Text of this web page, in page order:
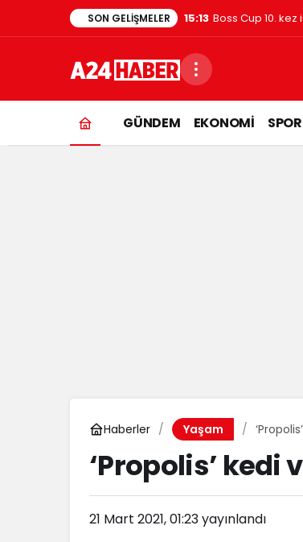
SON GELIŞMELER 1:48 Evde kedi
GÜNDEM EKONOMİ SPOR
Haberler Yaşam
‘Propolis’ kedi
21 Mart 2021, 01:23yayınlandı